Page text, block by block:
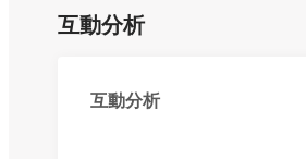
互動分析
互動分析